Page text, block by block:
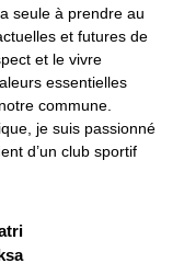
seule à prendre au
et futures de
et le vivre
essentielles
commune.
je suis passionné
d’un club sportif